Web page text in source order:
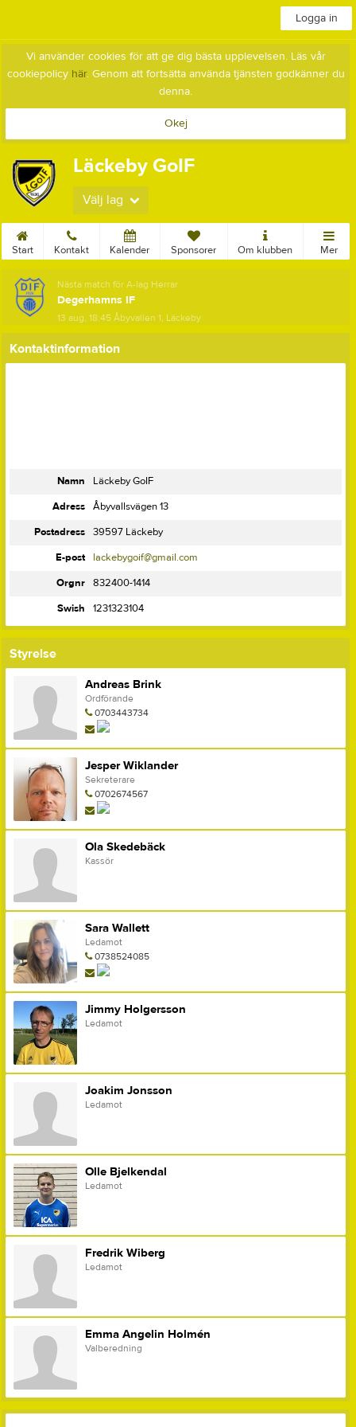
Logga in
Vi använder cookies för att ge dig bästa upplevelsen. Läs vår
cookiepolicy här. Genom att fortsätta använda tjänsten godkänner du
denna.
Okej
Läckeby GoIF
Välj lag
Start Kontakt Kalender Sponsorer Om klubben Mer
Nästa match för A-lag Herrar
Degerhamns IF
13 aug, 18:45Åbyvallen 1, Läckeby
Kontaktinformation
Namn
Läckeby GoIF
Adress
Åbyvallsvägen 13
Postadress
39597 Läckeby
E-post
lackebygoif@gmail.com
Orgnr
832400-1414
Swish
1231323104
Styrelse
Andreas Brink
Ordförande
0703443734
Jesper Wiklander
Sekreterare
0702674567
Ola Skedebäck
Kassör
Sara Wallett
Ledamot
0738524085
Jimmy Holgersson
Ledamot
Joakim Jonsson
Ledamot
Olle Bjelkendal
Ledamot
Fredrik Wiberg
Ledamot
Emma Angelin Holmén
Valberedning